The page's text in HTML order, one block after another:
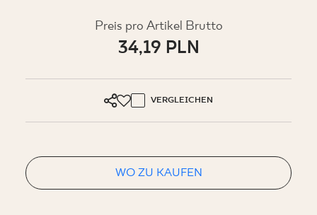
Preis pro Artikel Brutto
34,19 PLN
VERGLEICHEN
WO ZU KAUFEN